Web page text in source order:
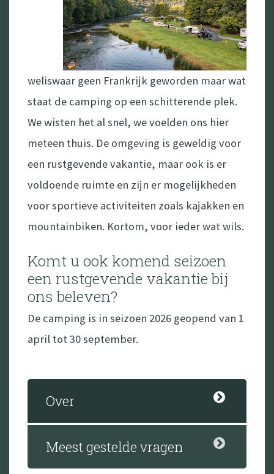
weliswaar geen Frankrijk geworden maar wat
staat de camping op een schitterende plek.
We wisten het al snel, we voelden ons hier
meteen thuis. De omgeving is geweldig voor
een rustgevende vakantie, maar ook is er
voldoende ruimte en zijn er mogelijkheden
voor sportieve activiteiten zoals kajakken en
mountainbiken. Kortom, voor ieder wat wils.
Komt u ook komend seizoen
een rustgevende vakantie bij
ons beleven?
De camping is in seizoen 2026 geopend van 1
april tot 30 september.
Over
Meest gestelde vragen